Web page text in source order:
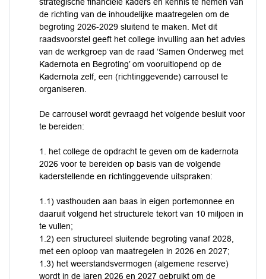
de richting van de inhoudelijke maatregelen om de
begroting 2026-2029 sluitend te maken. Met dit
raadsvoorstel geeft het college invulling aan het advies
van de werkgroep van de raad ‘Samen Onderweg met
Kadernota en Begroting’ om vooruitlopend op de
Kadernota zelf, een (richtinggevende) carrousel te
organiseren.
De carrousel wordt gevraagd het volgende besluit voor
te bereiden:
1. het college de opdracht te geven om de kadernota
2026 voor te bereiden op basis van de volgende
kaderstellende en richtinggevende uitspraken:
1.1) vasthouden aan baas in eigen portemonnee en
daaruit volgend het structurele tekort van 10 miljoen in
te vullen;
1.2) een structureel sluitende begroting vanaf 2028,
met een oploop van maatregelen in 2026 en 2027;
1.3) het weerstandsvermogen (algemene reserve)
wordt in de jaren 2026 en 2027 gebruikt om de